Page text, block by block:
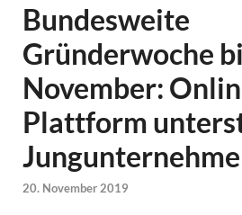
Bundesweite
Gründerwoche
November:
Plattform
20. November 2019